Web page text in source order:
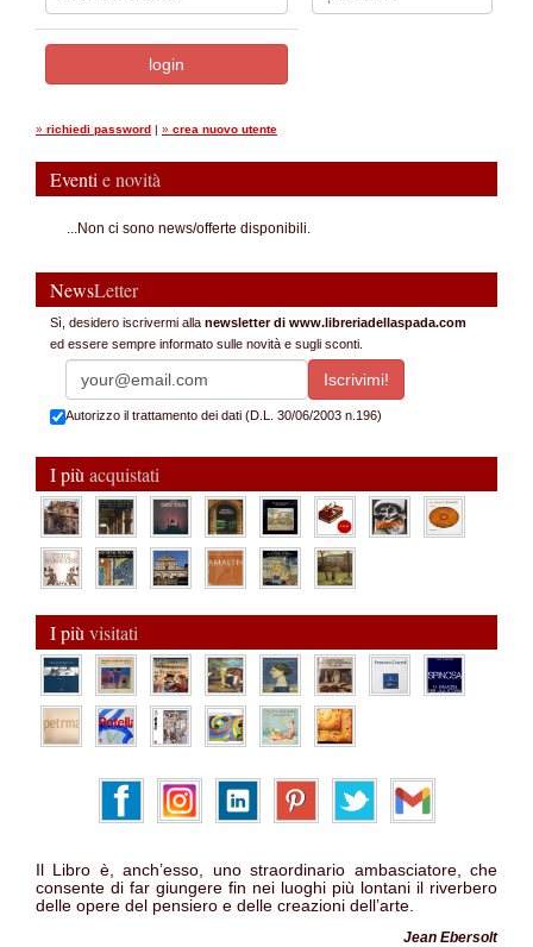
» richiedi password | » crea nuovo utente
Eventi e novità
...Non ci sono news/offerte disponibili.
NewsLetter
Sì, desidero iscrivermi alla newsletter di www.libreriadellaspada.com
ed essere sempre informato sulle novità e sugli sconti.
Autorizzo il trattamento dei dati (D.L. 30/06/2003 n.196)
I più acquistati
I più visitati
Il Libro è, anch’esso, uno straordinario ambasciatore, che
consente di far giungere fin nei luoghi più lontani il riverbero
delle opere del pensiero e delle creazioni dell’arte.
Jean Ebersolt